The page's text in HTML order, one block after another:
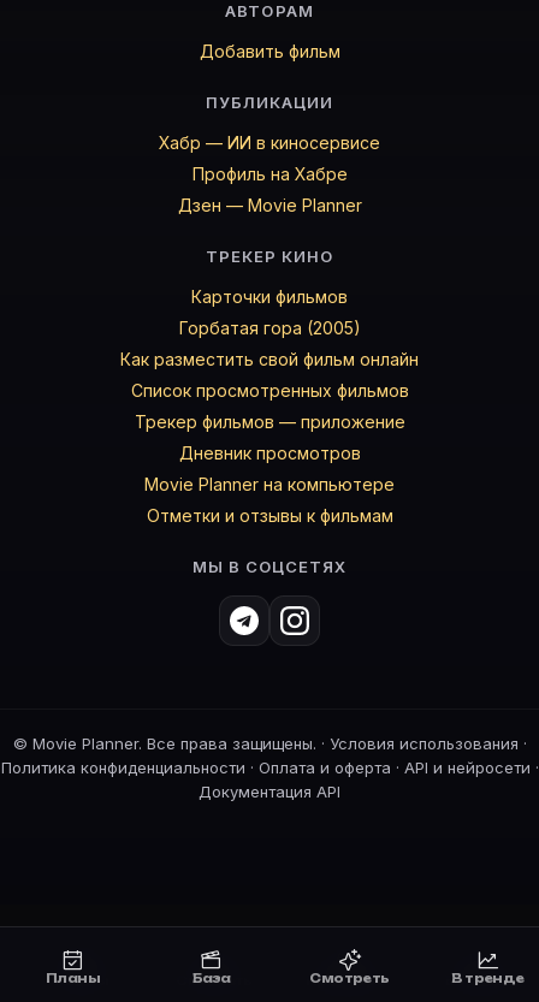
Планы Смотреть Премьеры В тренде
Планы База Смотреть В тренде
АВТОРАМ
Добавить фильм
ПУБЛИКАЦИИ
Хабр — ИИ в киносервисе
Профиль на Хабре
Дзен — Movie Planner
ТРЕКЕР КИНО
Карточки фильмов
Горбатая гора (2005)
Как разместить свой фильм онлайн
Список просмотренных фильмов
Трекер фильмов — приложение
Дневник просмотров
Movie Planner на компьютере
Отметки и отзывы к фильмам
МЫ В СОЦСЕТЯХ
© Movie Planner. Все права защищены. · Условия использования ·
Политика конфиденциальности · Оплата и оферта · API и нейросети ·
Документация API